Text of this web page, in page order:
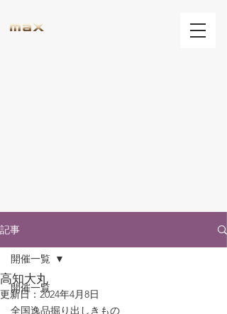
記事
開催一覧
全国逸品掘り出しきもの
開催一覧
高知大丸
更新日： 2024年4月8日